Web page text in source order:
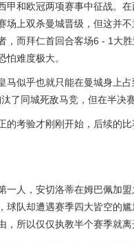
甲和欧冠两项赛事中征战。
场上双杀曼城晋级，但这并
，而拜仁首回合客场6 - 1大
怕难度极大。
马似乎也就只能在曼城身上
了同城死敌马竞，但在半决
的考验才刚刚开始，后续的比
一人，安切洛蒂在姆巴佩加
球队却遭遇赛季四大皆空的
，所以仅仅执教半个赛季就离